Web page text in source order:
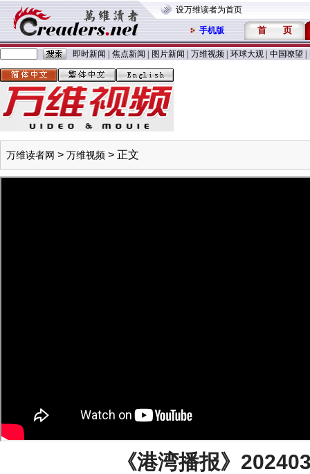
设万维读者为首页
手机版 首 页
即时新闻 焦点新闻 图片新闻 万维视频 环球大观 中国嘹望
万维读者网 > 万维视频 > 正文
《港湾播报》